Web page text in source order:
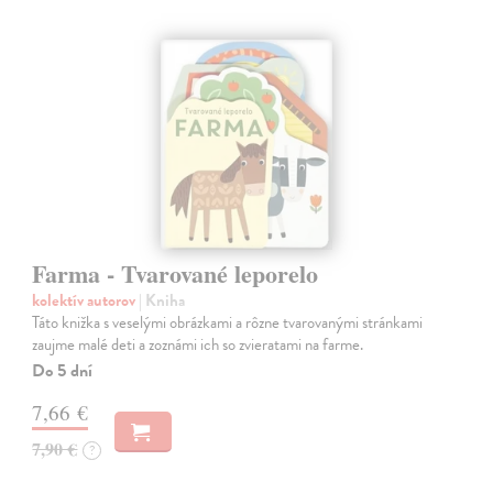
Farma - Tvarované leporelo
kolektív autorov| Kniha
Táto knižka s veselými obrázkami a rôzne tvarovanými stránkami
zaujme malé deti a zoznámi ich so zvieratami na farme.
Do 5 dní
7,66 €
7,90 € ?